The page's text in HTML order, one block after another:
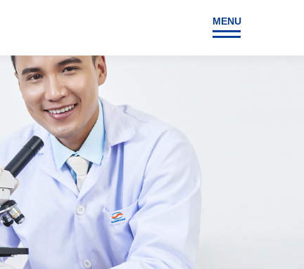
MENU